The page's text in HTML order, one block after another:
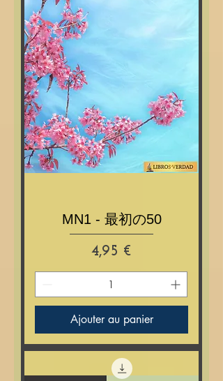
MN1 - 最初の50
Prix
4,95 €
Ajouter au panier